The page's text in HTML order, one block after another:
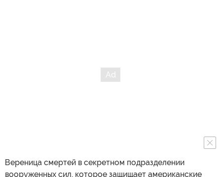
Вереница смертей в секретном подразделении
вооруженных сил, которое защищает американские